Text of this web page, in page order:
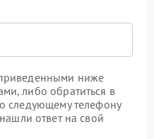
ниже
либо обратиться в
следующему телефону
ответ на свой